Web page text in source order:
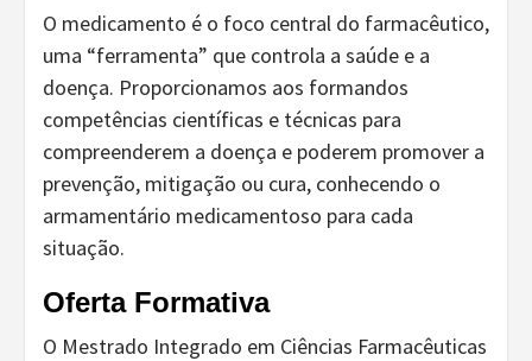
O medicamento é o foco central do farmacêutico,
uma “ferramenta” que controla a saúde e a
doença. Proporcionamos aos formandos
competências científicas e técnicas para
compreenderem a doença e poderem promover a
prevenção, mitigação ou cura, conhecendo o
armamentário medicamentoso para cada
situação.
Oferta Formativa
O Mestrado Integrado em Ciências Farmacêuticas